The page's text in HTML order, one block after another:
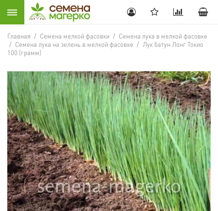
Главная / Семена мелкой фасовки / Семена лука в мелкой фасовке
/ Семена лука на зелень в мелкой фасовке / Лук батун Лонг Токио
100 (грамм)